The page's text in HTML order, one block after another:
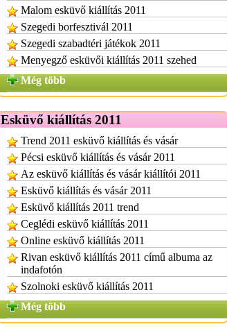
Malom esküvő kiállítás 2011
Szegedi borfesztivál 2011
Szegedi szabadtéri játékok 2011
Menyegző esküvői kiállítás 2011 szehed
Még több
Esküvő kiállítás 2011
Trend 2011 esküvő kiállítás és vásár
Pécsi esküvő kiállítás és vásár 2011
Az esküvő kiállítás és vásár kiállítói 2011
Esküvő kiállítás és vásár 2011
Esküvő kiállítás 2011 trend
Ceglédi esküvő kiállítás 2011
Online esküvő kiállítás 2011
Rivan esküvő kiállítás 2011 című albuma az
indafotón
Szolnoki esküvő kiállítás 2011
Még több